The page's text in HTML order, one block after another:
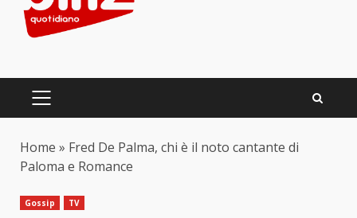
PRIMARY
Home » Fred De Palma, chi è il noto cantante di
Paloma e Romance
Gossip TV